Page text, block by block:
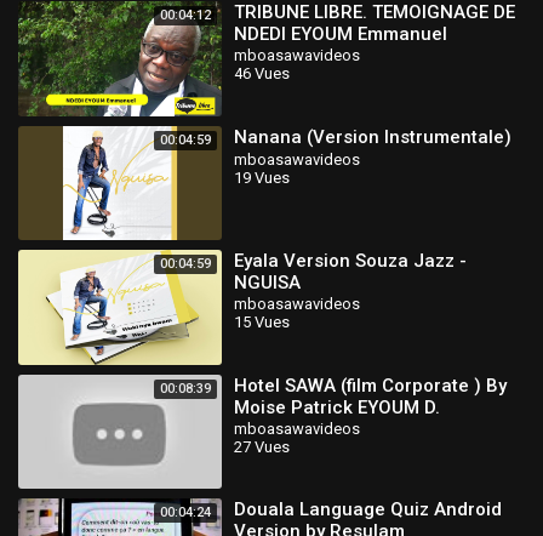
00:04:12
TRIBUNE LIBRE. TEMOIGNAGE DE
NDEDI EYOUM Emmanuel
mboasawavideos
46 Vues
00:04:59 Nanana (Version Instrumentale)
mboasawavideos
19 Vues
00:04:59
Eyala Version Souza Jazz -
NGUISA
mboasawavideos
15 Vues
00:08:39
Hotel SAWA (film Corporate ) By
Moise Patrick EYOUM D.
mboasawavideos
27 Vues
00:04:24
Douala Language Quiz Android
Version by Resulam